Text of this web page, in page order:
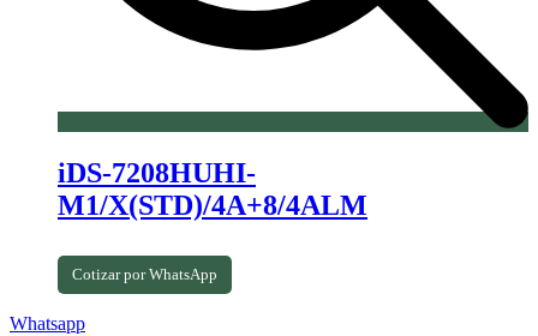
iDS-7208HUHI-
M1/X(STD)/4A+8/4ALM
Cotizar por WhatsApp
Whatsapp